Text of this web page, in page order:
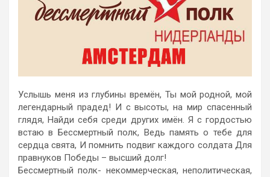
Услышь меня из глубины времён, Ты мой родной, мой
легендарный прадед! И с высоты, на мир спасенный
глядя, Найди себя среди других имён. Я с гордостью
встаю в Бессмертный полк, Ведь память о тебе для
сердца свята, И помнить подвиг каждого солдата Для
правнуков Победы – высший долг!
Бессмертный полк- некоммерческая, неполитическая,